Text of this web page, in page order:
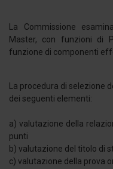
La Commissione
Master, con funzioni di
funzione di componenti
La procedura di
dei seguenti elementi:
a) valutazione della
punti
b) valutazione del titolo di
c) valutazione della prova